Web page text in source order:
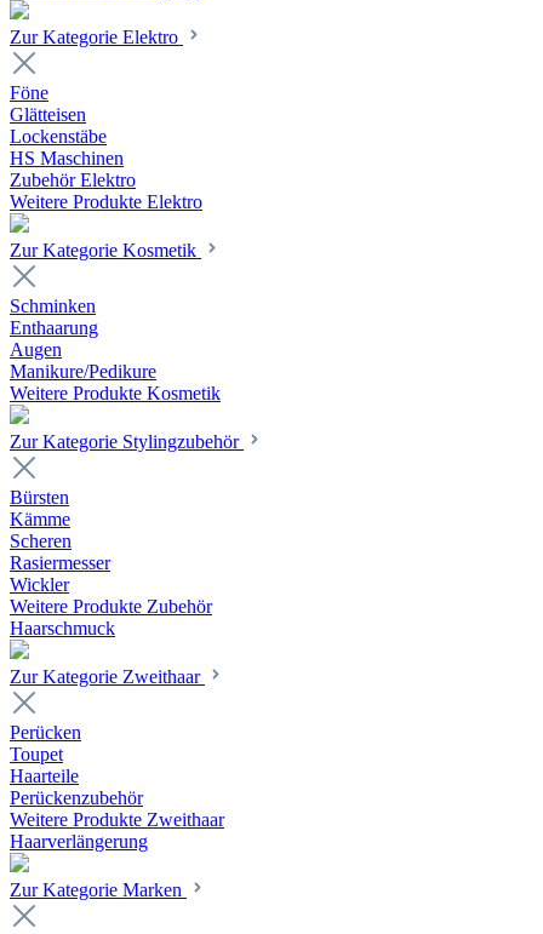
Zur Kategorie Elektro
Föne
Glätteisen
Lockenstäbe
HS Maschinen
Zubehör Elektro
Weitere Produkte Elektro
Zur Kategorie Kosmetik
Schminken
Enthaarung
Augen
Manikure/Pedikure
Weitere Produkte Kosmetik
Zur Kategorie Stylingzubehör
Bürsten
Kämme
Scheren
Rasiermesser
Wickler
Weitere Produkte Zubehör
Haarschmuck
Zur Kategorie Zweithaar
Perücken
Toupet
Haarteile
Perückenzubehör
Weitere Produkte Zweithaar
Haarverlängerung
Zur Kategorie Marken